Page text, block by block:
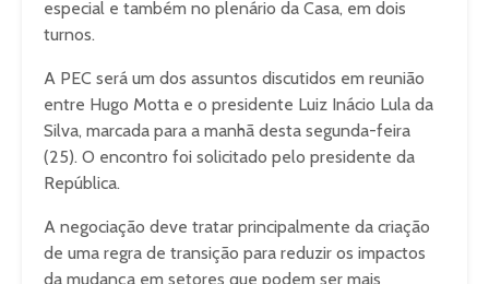
especial e também no plenário da Casa, em dois
turnos.
A PEC será um dos assuntos discutidos em reunião
entre Hugo Motta e o presidente Luiz Inácio Lula da
Silva, marcada para a manhã desta segunda-feira
(25). O encontro foi solicitado pelo presidente da
República.
A negociação deve tratar principalmente da criação
de uma regra de transição para reduzir os impactos
da mudança em setores que podem ser mais